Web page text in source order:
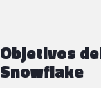
Objetivos
Snowflake